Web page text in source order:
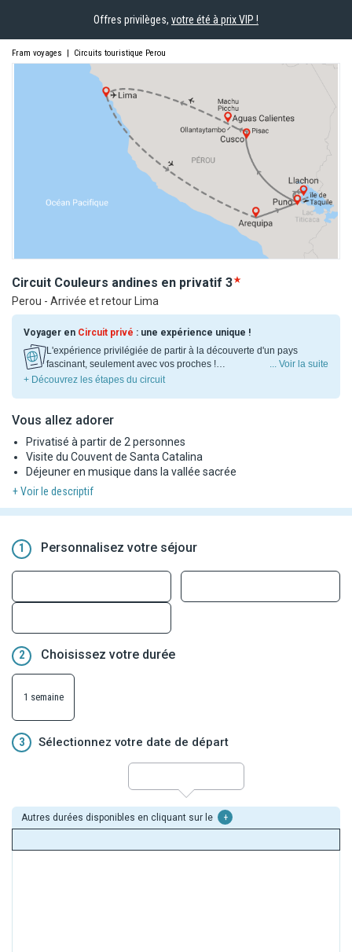
Offres privilèges, votre été à prix VIP !
Fram voyages | Circuits touristique Perou
Circuit Couleurs andines en privatif 3
Perou - Arrivée et retour Lima
Voyager en Circuit privé : une expérience unique !
L'expérience privilégiée de partir à la découverte d'un pays
fascinant, seulement avec vos proches !
L'itinéraire est organisé et vos hôtels déjà réservés. Partez à la
... Voir la suite
+ Découvrez les étapes du circuit
Vous allez adorer
Privatisé à partir de 2 personnes
Visite du Couvent de Santa Catalina
Déjeuner en musique dans la vallée sacrée
+ Voir le descriptif
1 Personnalisez votre séjour
2 Choisissez votre durée
1 semaine
3 Sélectionnez votre date de départ
Autres durées disponibles en cliquant sur le +